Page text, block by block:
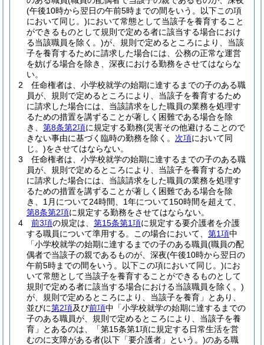
(午後10時から翌日の午前5時までの間をいう。以下この項
において同じ。)において常態として当該子を養育すること
ができるものとして規則で定める者に該当する場合におけ
る当該職員を除く。)が、規則で定めるところにより、当該
子を養育するために請求した場合には、公務の正常な運営
を妨げる場合を除き、深夜における勤務をさせてはならな
い。
2
任命権者は、小学校就学の始期に達するまでの子のある職
員が、規則で定めるところにより、当該子を養育するため
に請求した場合には、当該請求をした職員の業務を処理す
るための措置を講ずることが著しく困難である場合を除
き、 第8条第2項に規定する勤務(災害その他避けることので
きない事由に基づく臨時の勤務を除く。 次項において同
じ。)をさせてはならない。
3
任命権者は、小学校就学の始期に達するまでの子のある職
員が、規則で定めるところにより、当該子を養育するため
に請求した場合には、当該請求をした職員の業務を処理す
るための措置を講ずることが著しく困難である場合を除
き、1月について24時間、1年について150時間を超えて、
第8条第2項に規定する勤務をさせてはならない。
4
前3項の規定は、 第15条第1項に規定する要介護者を介護
する職員について準用する。
この場合において、 第1項中
「小学校就学の始期に達するまでの子のある職員(職員の配
偶者で当該子の親であるものが、深夜(午後10時から翌日の
午前5時までの間をいう。以下この項において同じ。)にお
いて常態として当該子を養育することができるものとして
規則で定める者に該当する場合における当該職員を除く。)
が、規則で定めるところにより、当該子を養育」とあり、
並びに第2項及び前項中「小学校就学の始期に達するまでの
子のある職員が、規則で定めるところにより、当該子を養
育」とあるのは、「第15条第1項に規定する日常生活を営
むのに支障がある者(以下「要介護者」という。)のある職